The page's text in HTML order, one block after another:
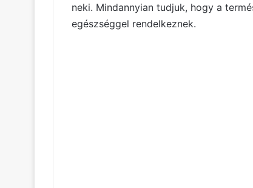
neki. Mindannyian tudjuk, hogy a
egészséggel rendelkeznek.